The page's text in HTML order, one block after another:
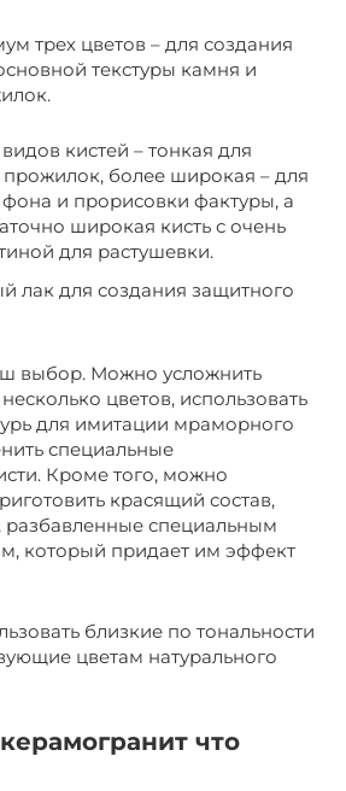
трех цветов – для создания
текстуры камня и
кистей – тонкая для
более широкая – для
и прорисовки фактуры, а
широкая кисть с очень
для растушевки.
лак для создания защитного
выбор. Можно усложнить
цветов, использовать
для имитации мраморного
специальные
Кроме того, можно
красящий состав,
разбавленные специальным
который придает им эффект
близкие по тональности
цветам натурального
что